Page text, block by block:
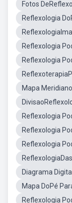
Fotos
Reflexologia
Reflexologia
Reflexologia
Mapa
Reflexologia
Reflexologia
Reflexologia
Diagrama
Mapa DoPé
Reflexologia